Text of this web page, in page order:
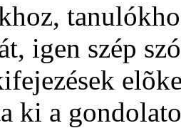
igen szép
ki a